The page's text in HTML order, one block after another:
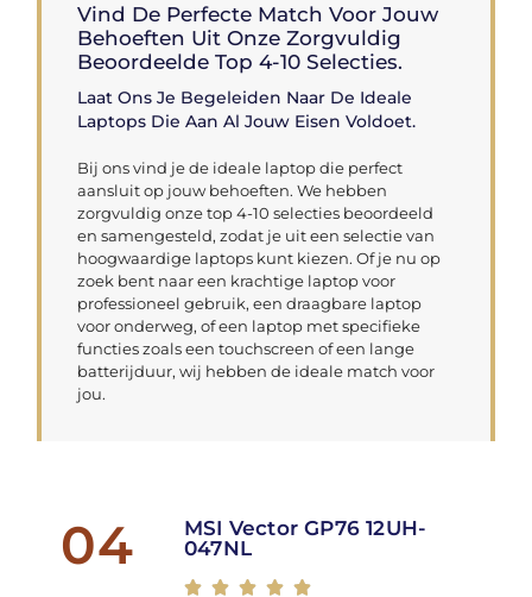
Vind De Perfecte Match Voor Jouw
Behoeften Uit Onze Zorgvuldig
Beoordeelde Top 4-10 Selecties.
Laat Ons Je Begeleiden Naar De Ideale
Laptops Die Aan Al Jouw Eisen Voldoet.
Bij ons vind je de ideale laptop die perfect
aansluit op jouw behoeften. We hebben
zorgvuldig onze top 4-10 selecties beoordeeld
en samengesteld, zodat je uit een selectie van
hoogwaardige laptops kunt kiezen. Of je nu op
zoek bent naar een krachtige laptop voor
professioneel gebruik, een draagbare laptop
voor onderweg, of een laptop met specifieke
functies zoals een touchscreen of een lange
batterijduur, wij hebben de ideale match voor
jou.
04
MSI Vector GP76 12UH-
047NL
    